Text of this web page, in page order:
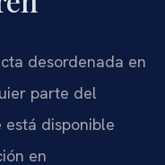
desordenada en
parte del
disponible
en